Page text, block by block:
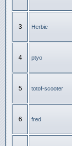
3 Herbie
4 ptyo
5 totof-scooter
6 fred